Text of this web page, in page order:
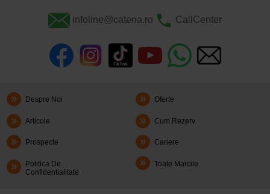
infoline@catena.ro CallCenter
Despre Noi Oferte
Articole Cum Rezerv
Prospecte Cariere
Politica De
Confidentialitate
Toate Marcile